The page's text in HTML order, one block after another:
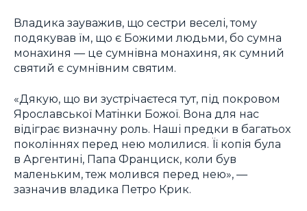
Владика зауважив, що сестри веселі, тому
подякував їм, що є Божими людьми, бо сумна
монахиня — це сумнівна монахиня, як сумний
святий є сумнівним святим.
«Дякую, що ви зустрічаєтеся тут, під покровом
Ярославської Матінки Божої. Вона для нас
відіграє визначну роль. Наші предки в багатьох
поколіннях перед нею молилися. Її копія була
в Аргентині, Папа Франциск, коли був
маленьким, теж молився перед нею», —
зазначив владика Петро Крик.